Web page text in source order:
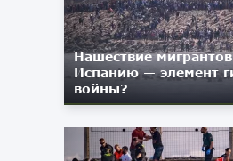
Нашествие
Испанию — элемент
войны?